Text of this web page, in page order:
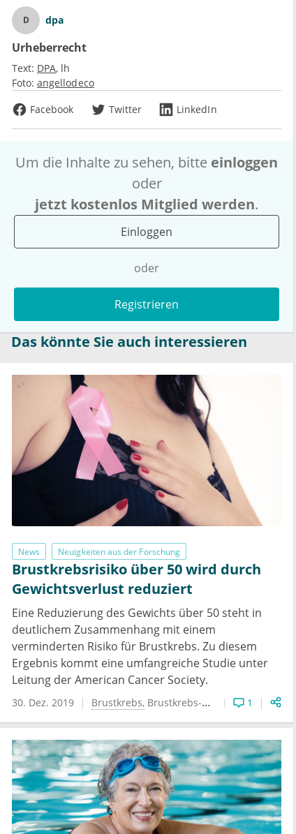
D dpa
Urheberrecht
Text: DPA lh
Foto: angellodeco
Facebook
Twitter LinkedIn
Um die Inhalte zu sehen, bitte einloggen
oder
jetzt kostenlos Mitglied werden.
Einloggen
oder
Registrieren
Das könnte Sie auch interessieren
News Neuigkeiten aus der Forschung
Brustkrebsrisiko über 50 wird durch
Gewichtsverlust reduziert
Eine Reduzierung des Gewichts über 50 steht in
deutlichem Zusammenhang mit einem
verminderten Risiko für Brustkrebs. Zu diesem
Ergebnis kommt eine umfangreiche Studie unter
Leitung der American Cancer Society.
30. Dez. 2019 Brustkrebs Brustkrebs-Risiko Übergewicht
1